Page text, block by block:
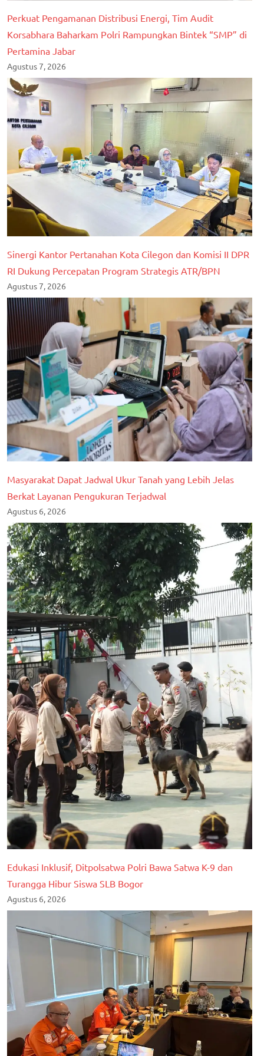
Perkuat Pengamanan Distribusi Energi, Tim Audit
Korsabhara Baharkam Polri Rampungkan Bintek “SMP” di
Pertamina Jabar
Agustus 7, 2026
Sinergi Kantor Pertanahan Kota Cilegon dan Komisi II DPR
RI Dukung Percepatan Program Strategis ATR/BPN
Agustus 7, 2026
Masyarakat Dapat Jadwal Ukur Tanah yang Lebih Jelas
Berkat Layanan Pengukuran Terjadwal
Agustus 6, 2026
Edukasi Inklusif, Ditpolsatwa Polri Bawa Satwa K-9 dan
Turangga Hibur Siswa SLB Bogor
Agustus 6, 2026